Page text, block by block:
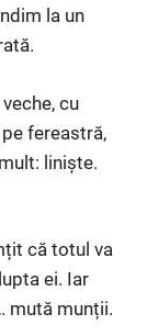
la un
cu
fereastră,
liniște.
că totul va
ei. Iar
mută munții.